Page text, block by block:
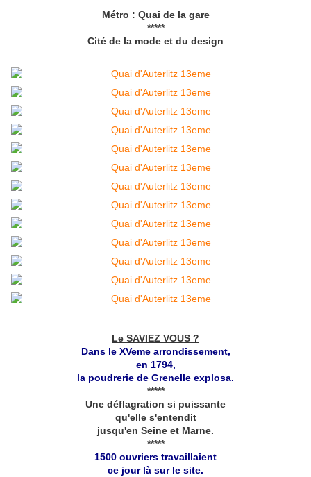
Métro : Quai de la gare
*****
Cité de la mode et du design
Le SAVIEZ VOUS ?
Dans le XVeme arrondissement,
en 1794,
la poudrerie de Grenelle explosa.
*****
Une déflagration si puissante
qu'elle s'entendit
jusqu'en Seine et Marne.
*****
1500 ouvriers travaillaient
ce jour là sur le site.